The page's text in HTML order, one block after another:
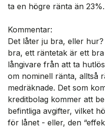
ta en högre ränta än 23%.
Kommentar:
Det låter ju bra, eller
bra, ett räntetak är ett
långivare från att ta
om nominell ränta, alltså
medräknade. Det som
kreditbolag kommer att
befintliga avgifter, vilket
för lånet - eller, den